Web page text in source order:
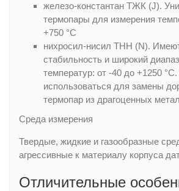
железо-константан ТЖК (J).
термопары для измерения
+750 °С
нихросил-нисил ТНН (N).
стабильность и широкий
температур: от -40 до +1250
использоваться для замены
термопар из драгоценных
Среда измерения
Твердые, жидкие и газообразные
агрессивные к материалу корпуса
Отличительные